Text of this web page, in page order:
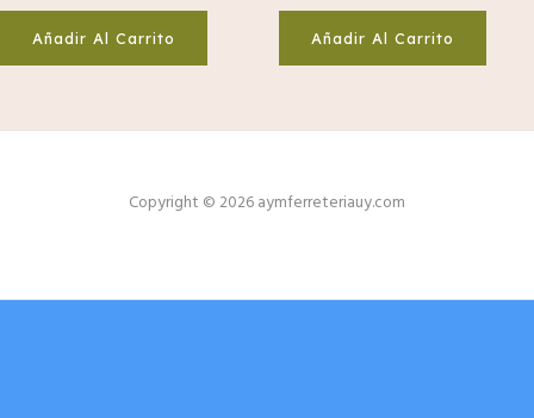
Añadir Al Carrito Añadir Al Carrito
Copyright © 2026 aymferreteriauy.com